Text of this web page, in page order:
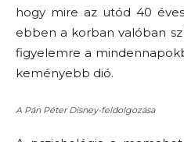
hogy mire az utód 40
ebben a korban valóban
figyelemre a
keményebb dió.
A Pán Péter Disney-feldolgozása